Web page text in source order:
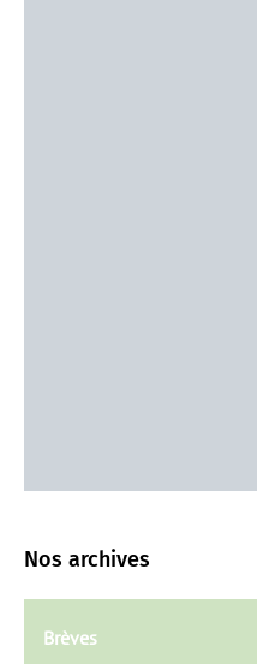
Nos archives
Brèves